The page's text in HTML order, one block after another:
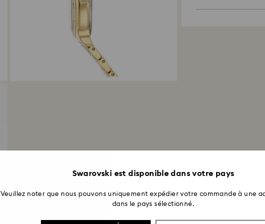
Nos matériaux
Swarovski est disponible dans votre pays
Veuillez noter que nous pouvons uniquement expédier votre commande à une
dans le pays sélectionné.